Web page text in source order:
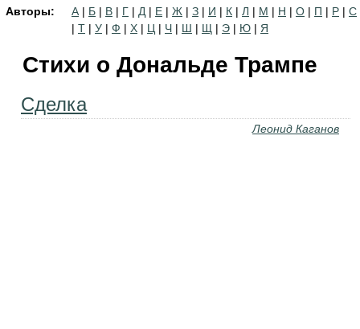
Авторы: А | Б | В | Г | Д | Е | Ж | З | И | К | Л | М | Н | О | П | Р | С
| Т | У | Ф | Х | Ц | Ч | Ш | Щ | Э | Ю | Я
Стихи о Дональде Трампе
Сделка
Леонид Каганов